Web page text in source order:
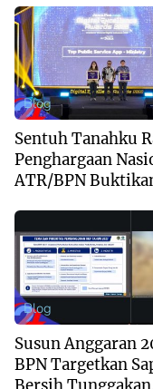
Blog
Sentuh Tanahku
Penghargaan
ATR/BPN
Blog
Susun Anggaran
BPN Targetkan